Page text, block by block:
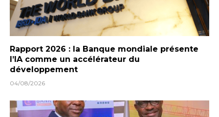
Rapport 2026 : la Banque mondiale présente
l’IA comme un accélérateur du
développement
04/08/2026